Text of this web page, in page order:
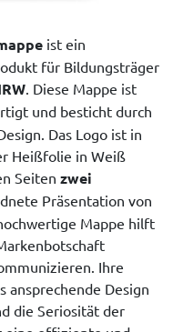
ist ein
für Bildungsträger
. Diese Mappe ist
und besticht durch
Das Logo ist in
Heißfolie in Weiß
Seiten zwei
Präsentation von
Mappe hilft
Ihre
ansprechende Design
die Seriosität der